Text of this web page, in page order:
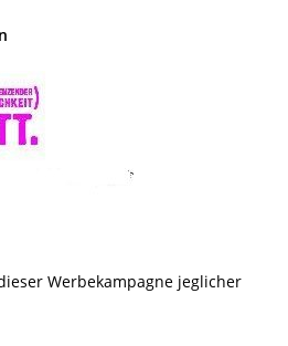
Werbekampagne jeglicher